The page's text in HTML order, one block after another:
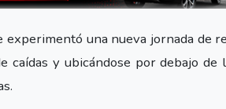
experimentó una nueva jornada de
caídas y ubicándose por debajo